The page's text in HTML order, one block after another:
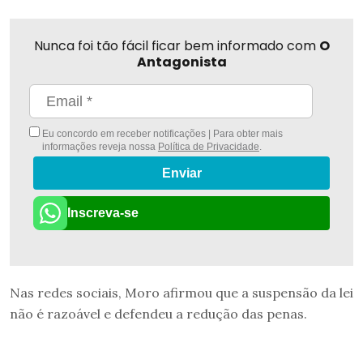
Nunca foi tão fácil ficar bem informado com O
Antagonista
Eu concordo em receber notificações | Para obter mais
informações reveja nossa Política de Privacidade.
Enviar
Inscreva-se
Nas redes sociais, Moro afirmou que a suspensão da lei
não é razoável e defendeu a redução das penas.